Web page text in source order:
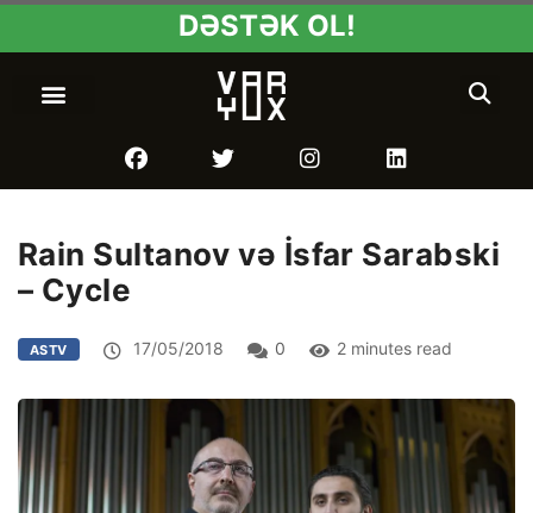
DƏSTƏK OL!
Rain Sultanov və İsfar Sarabski
– Cycle
ASTV 17/05/2018 0 2 minutes read